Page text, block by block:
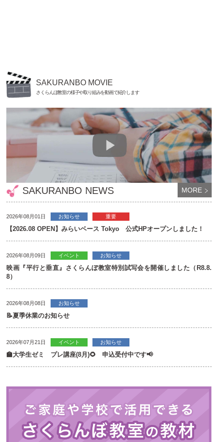
SAKURANBO NEWS MORE
2026年08月01日 お知らせ 重要
【2026.08 OPEN】みらいベース Tokyo 公式HPオープンしました！
2026年08月09日 イベント お知らせ
映画『平行と垂直』さくらんぼ教室特別試写会を開催しました（R8.8.
8）
2026年08月08日 お知らせ
📝夏季休業のお知らせ
2026年07月21日 イベント お知らせ
🏫大学生ゼミ プレ講座(8月)🌻 申込受付中です📢
SAKURANBO MOVIE
さくらんぼ教室の様子や取り組みを動画で紹介します